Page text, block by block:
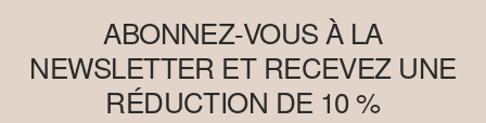
ABONNEZ-VOUS À LA
NEWSLETTER ET RECEVEZ UNE
RÉDUCTION DE 10 %